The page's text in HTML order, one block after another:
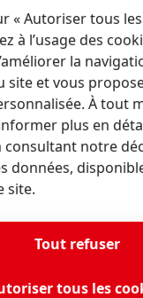
de
Emploi
de
et trouver
à votre
« Autoriser tous
à l’usage des
la
site et vous
À tout
plus en
consultant notre
données,
site.
Tout refuser
tous les